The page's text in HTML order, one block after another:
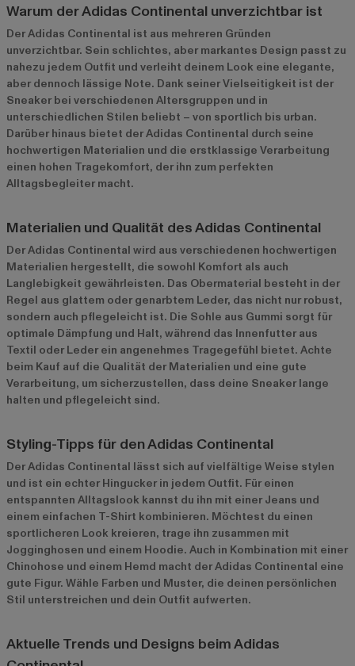
Warum der Adidas Continental unverzichtbar ist
Der Adidas Continental ist aus mehreren Gründen
unverzichtbar. Sein schlichtes, aber markantes Design passt zu
nahezu jedem Outfit und verleiht deinem Look eine elegante,
aber dennoch lässige Note. Dank seiner Vielseitigkeit ist der
Sneaker bei verschiedenen Altersgruppen und in
unterschiedlichen Stilen beliebt – von sportlich bis urban.
Darüber hinaus bietet der Adidas Continental durch seine
hochwertigen Materialien und die erstklassige Verarbeitung
einen hohen Tragekomfort, der ihn zum perfekten
Alltagsbegleiter macht.
Materialien und Qualität des Adidas Continental
Der Adidas Continental wird aus verschiedenen hochwertigen
Materialien hergestellt, die sowohl Komfort als auch
Langlebigkeit gewährleisten. Das Obermaterial besteht in der
Regel aus glattem oder genarbtem Leder, das nicht nur robust,
sondern auch pflegeleicht ist. Die Sohle aus Gummi sorgt für
optimale Dämpfung und Halt, während das Innenfutter aus
Textil oder Leder ein angenehmes Tragegefühl bietet. Achte
beim Kauf auf die Qualität der Materialien und eine gute
Verarbeitung, um sicherzustellen, dass deine Sneaker lange
halten und pflegeleicht sind.
Styling-Tipps für den Adidas Continental
Der Adidas Continental lässt sich auf vielfältige Weise stylen
und ist ein echter Hingucker in jedem Outfit. Für einen
entspannten Alltagslook kannst du ihn mit einer Jeans und
einem einfachen T-Shirt kombinieren. Möchtest du einen
sportlicheren Look kreieren, trage ihn zusammen mit
Jogginghosen und einem Hoodie. Auch in Kombination mit einer
Chinohose und einem Hemd macht der Adidas Continental eine
gute Figur. Wähle Farben und Muster, die deinen persönlichen
Stil unterstreichen und dein Outfit aufwerten.
Aktuelle Trends und Designs beim Adidas